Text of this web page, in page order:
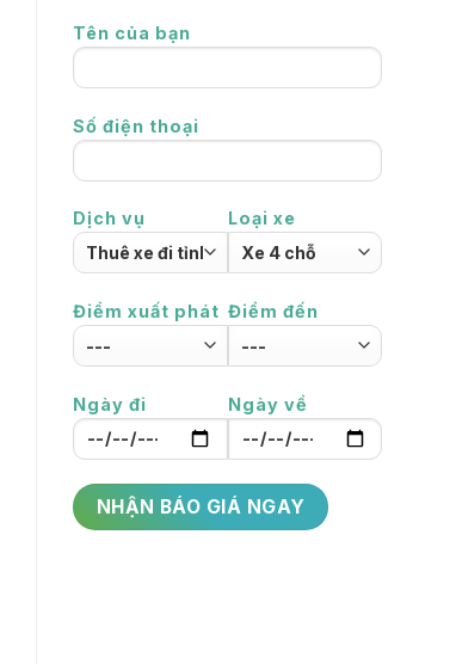
Tên của bạn
Số điện thoại
Dịch vụ Loại xe
Điểm xuất phát Điểm đến
Ngày đi Ngày về